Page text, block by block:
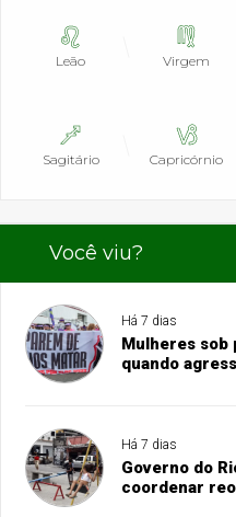
Leão Virgem
Sagitário Capricórnio
Você viu?
Há 7 dias
Mulheres
quando
Há 7 dias
Governo do
coordenar